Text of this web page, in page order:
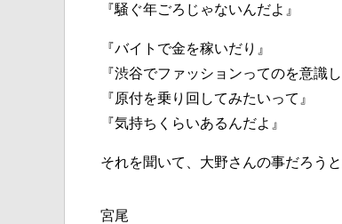
『騒ぐ年ごろじゃないんだよ』
『バイトで金を稼いだり』
『渋谷でファッションってのを意識し
『原付を乗り回してみたいって』
『気持ちくらいあるんだよ』
それを聞いて、大野さんの事だろう
宮尾